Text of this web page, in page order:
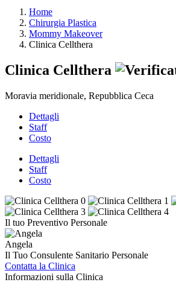
Home
Chirurgia Plastica
Mommy Makeover
Clinica Cellthera
Clinica Cellthera
Moravia meridionale, Repubblica Ceca
Dettagli
Staff
Costo
Dettagli
Staff
Costo
Il tuo Preventivo Personale
Angela
Il Tuo Consulente Sanitario Personale
Contatta la Clinica
Informazioni sulla Clinica